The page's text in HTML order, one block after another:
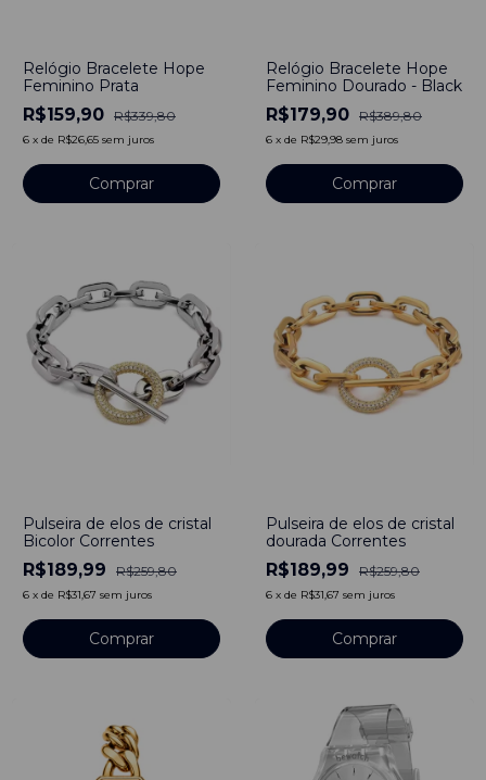
Relógio Bracelete Hope
Feminino Prata
R$159,90 R$339,80
6 x de R$26,65 sem juros
Relógio Bracelete Hope
Feminino Dourado - Black
R$179,90 R$389,80
6 x de R$29,98 sem juros
Pulseira de elos de cristal
Bicolor Correntes
R$189,99 R$259,80
6 x de R$31,67 sem juros
Pulseira de elos de cristal
dourada Correntes
R$189,99 R$259,80
6 x de R$31,67 sem juros